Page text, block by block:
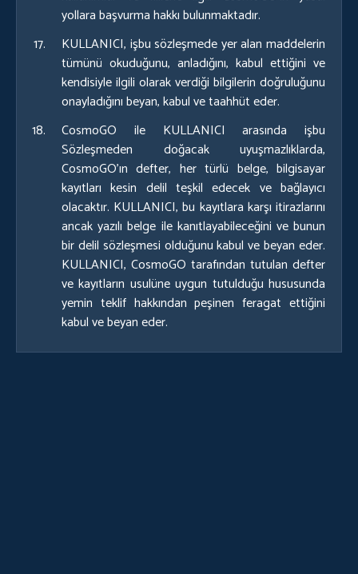
yollara başvurma hakkı bulunmaktadır.
KULLANICI, işbu sözleşmede yer alan maddelerin
tümünü okuduğunu, anladığını, kabul ettiğini ve
kendisiyle ilgili olarak verdiği bilgilerin doğruluğunu
onayladığını beyan, kabul ve taahhüt eder.
CosmoGO ile KULLANICI arasında işbu
Sözleşmeden doğacak uyuşmazlıklarda,
CosmoGO’ın defter, her türlü belge, bilgisayar
kayıtları kesin delil teşkil edecek ve bağlayıcı
olacaktır. KULLANICI, bu kayıtlara karşı itirazlarını
ancak yazılı belge ile kanıtlayabileceğini ve bunun
bir delil sözleşmesi olduğunu kabul ve beyan eder.
KULLANICI, CosmoGO tarafından tutulan defter
ve kayıtların usulüne uygun tutulduğu hususunda
yemin teklif hakkından peşinen feragat ettiğini
kabul ve beyan eder.